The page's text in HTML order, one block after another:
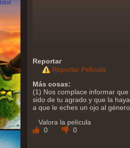
Reportar
Reportar Película
Más cosas:
(1) Nos complace informar
sido de tu agrado y que la
a que le eches un ojo al
Valora la película
0
0